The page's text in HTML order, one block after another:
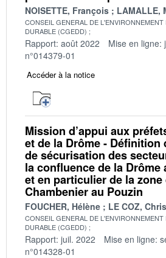
NOISETTE, François LAMALLE,
CONSEIL GENERAL DE
DURABLE (CGEDD)
Rapport: août 2022 Mise en ligne:
n°014379-01
Accéder à la notice
Mission d’appui aux
et de la Drôme - Définition
de sécurisation des
la confluence de la Drôme
et en particulier de la zone
Chambenier au Pouzin
FOUCHER, Hélène LE COZ,
CONSEIL GENERAL DE
DURABLE (CGEDD)
Rapport: juil. 2022 Mise en ligne:
n°014328-01